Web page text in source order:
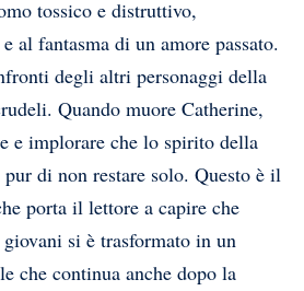
tossico e distruttivo,
al fantasma di un amore passato.
degli altri personaggi della
Quando muore Catherine,
e implorare che lo spirito della
di non restare solo. Questo è il
porta il lettore a capire che
si è trasformato in un
che continua anche dopo la